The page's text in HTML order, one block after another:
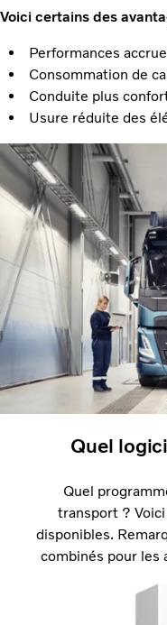
Voici certains des
Performances
Consommation de
Conduite plus
Usure réduite des
Quel
Quel
transport ?
disponibles.
combinés pour les